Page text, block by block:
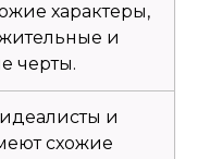
характеры,
и
черты.
и
схожие